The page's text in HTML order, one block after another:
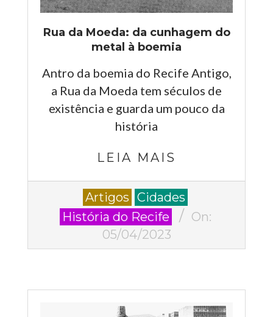
Rua da Moeda: da cunhagem do
metal à boemia
Antro da boemia do Recife Antigo,
a Rua da Moeda tem séculos de
existência e guarda um pouco da
história
LEIA MAIS
Artigos Cidades
História do Recife
On:
05/04/2023